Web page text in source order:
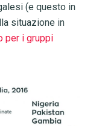
(e questo in
situazione in
per i gruppi